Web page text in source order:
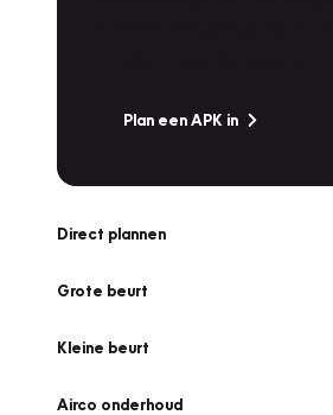
Plan een APK in
Direct plannen
Grote beurt
Kleine beurt
Airco onderhoud